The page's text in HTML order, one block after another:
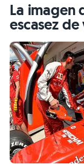
La imagen
escasez